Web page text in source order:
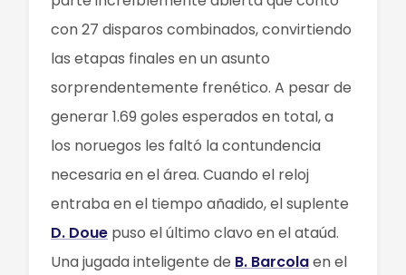
con 27 disparos combinados, convirtiendo
las etapas finales en un asunto
sorprendentemente frenético. A pesar de
generar 1.69 goles esperados en total, a
los noruegos les faltó la contundencia
necesaria en el área. Cuando el reloj
entraba en el tiempo añadido, el suplente
D. Doue puso el último clavo en el ataúd.
Una jugada inteligente de B. Barcolaen el